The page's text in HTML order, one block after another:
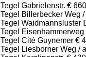
Tegel Gabrielenstr. € 660
Tegel Billerbecker Weg
Tegel Waidmannsluster
Tegel
Tegel Cité Guynemer €
Tegel Liesborner Weg /